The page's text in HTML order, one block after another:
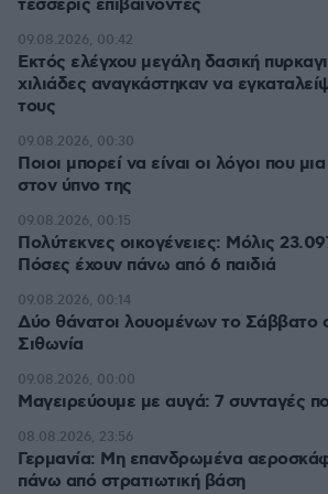
τέσσερις επιβαίνοντες
Εκτός ελέγχου μεγάλη δασική
χιλιάδες αναγκάστηκαν να
τους
09.08.2026, 00:42
Ποιοι μπορεί να είναι οι λόγοι που
στον ύπνο της
09.08.2026, 00:30
Πολύτεκνες οικογένειες: Μόλις
Πόσες έχουν πάνω από 6 παιδιά
09.08.2026, 00:15
Δύο θάνατοι λουομένων το Σάββατο
Σιθωνία
09.08.2026, 00:14
Μαγειρεύουμε με αυγά: 7 συνταγές
09.08.2026, 00:00
Γερμανία: Μη επανδρωμένα
πάνω από στρατιωτική βάση
08.08.2026, 23:56